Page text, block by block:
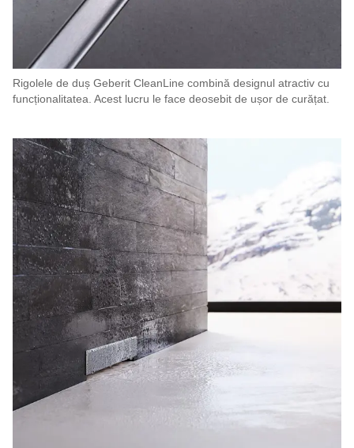
Rigolele de duș Geberit CleanLine combină designul atractiv cu
funcționalitatea. Acest lucru le face deosebit de ușor de curățat.